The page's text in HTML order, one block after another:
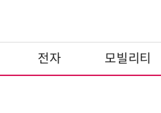
전자 모빌리티